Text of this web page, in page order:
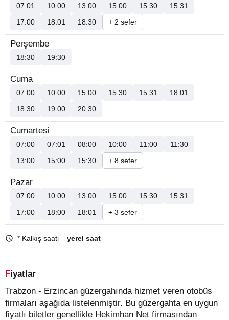
07:01 10:00 13:00 15:00 15:30
15:31
17:00
18:01 18:30 + 2 sefer
Perşembe
18:30 19:30
Cuma
07:00 10:00 15:00 15:30 15:31
18:01
18:30
19:00 20:30
Cumartesi
07:00 07:01 08:00 10:00 11:00
11:30
13:00
15:00 15:30 + 8 sefer
Pazar
07:00 10:00 13:00 15:00 15:30
15:31
17:00
18:00 18:01 + 3 sefer
* Kalkış saati – yerel saat
Fiyatlar
Trabzon - Erzincan güzergahında hizmet veren otobüs
firmaları aşağıda listelenmiştir. Bu güzergahta en uygun
fiyatlı biletler genellikle Hekimhan Net firmasından